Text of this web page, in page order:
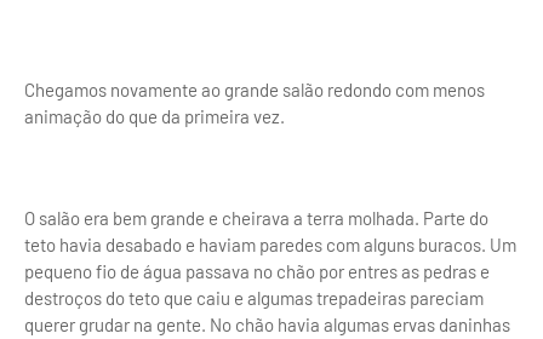
Chegamos novamente ao grande salão redondo com menos
animação do que da primeira vez.
O salão era bem grande e cheirava a terra molhada. Parte do
teto havia desabado e haviam paredes com alguns buracos. Um
pequeno fio de água passava no chão por entres as pedras e
destroços do teto que caiu e algumas trepadeiras pareciam
querer grudar na gente. No chão havia algumas ervas daninhas